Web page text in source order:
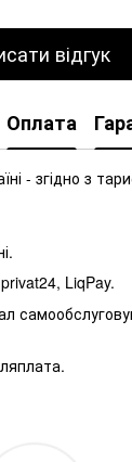
відгук
Оплата
- згідно з
LiqPay.